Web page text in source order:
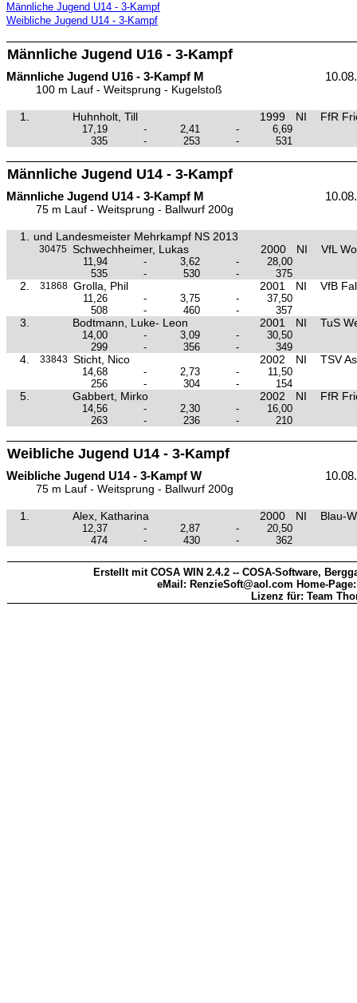
Männliche Jugend U14 - 3-Kampf
Weibliche Jugend U14 - 3-Kampf
Männliche Jugend U16 - 3-Kampf
Männliche Jugend U16 - 3-Kampf M
100 m Lauf - Weitsprung - Kugelstoß
1. Huhnholt, Till 1999 NI FfR
17,19 - 2,41 -
6,69
335
- 253 - 531
Männliche Jugend U14 - 3-Kampf
Männliche Jugend U14 - 3-Kampf M
75 m Lauf - Weitsprung - Ballwurf 200g
1. und Landesmeister Mehrkampf NS 2013
30475 Schwechheimer, Lukas 2000 NI VfL
11,94 - 3,62 -
28,00
535
- 530 - 375
2. 31868 Grolla, Phil 2001 NI VfB
11,26 - 3,75 -
37,50
508
- 460 - 357
3. Bodtmann, Luke- Leon 2001 NI TuS
14,00 - 3,09 -
30,50
299
- 356 - 349
4. 33843 Sticht, Nico 2002 NI TSV
14,68 - 2,73 -
11,50
256
- 304 - 154
5. Gabbert, Mirko 2002 NI FfR
14,56 - 2,30 -
16,00
263
- 236 - 210
Weibliche Jugend U14 - 3-Kampf
Weibliche Jugend U14 - 3-Kampf W
75 m Lauf - Weitsprung - Ballwurf 200g
1. Alex, Katharina 2000 NI Blau-
12,37 - 2,87 -
20,50
474
- 430 - 362
Erstellt mit COSA WIN 2.4.2 -- COSA-Software,
eMail: RenzieSoft@aol.com Home-
Lizenz für: Team